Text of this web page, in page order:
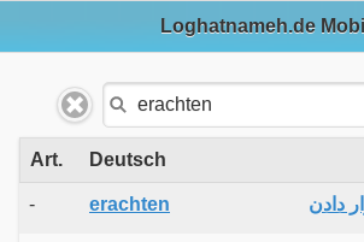
Loghatnameh.de
Art. Deutsch
- erachten دادن